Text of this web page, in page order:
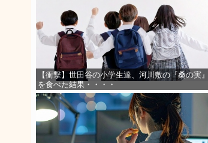
【衝撃】世田谷の小学生達、河川敷の『桑の実』
を食べた結果・・・・